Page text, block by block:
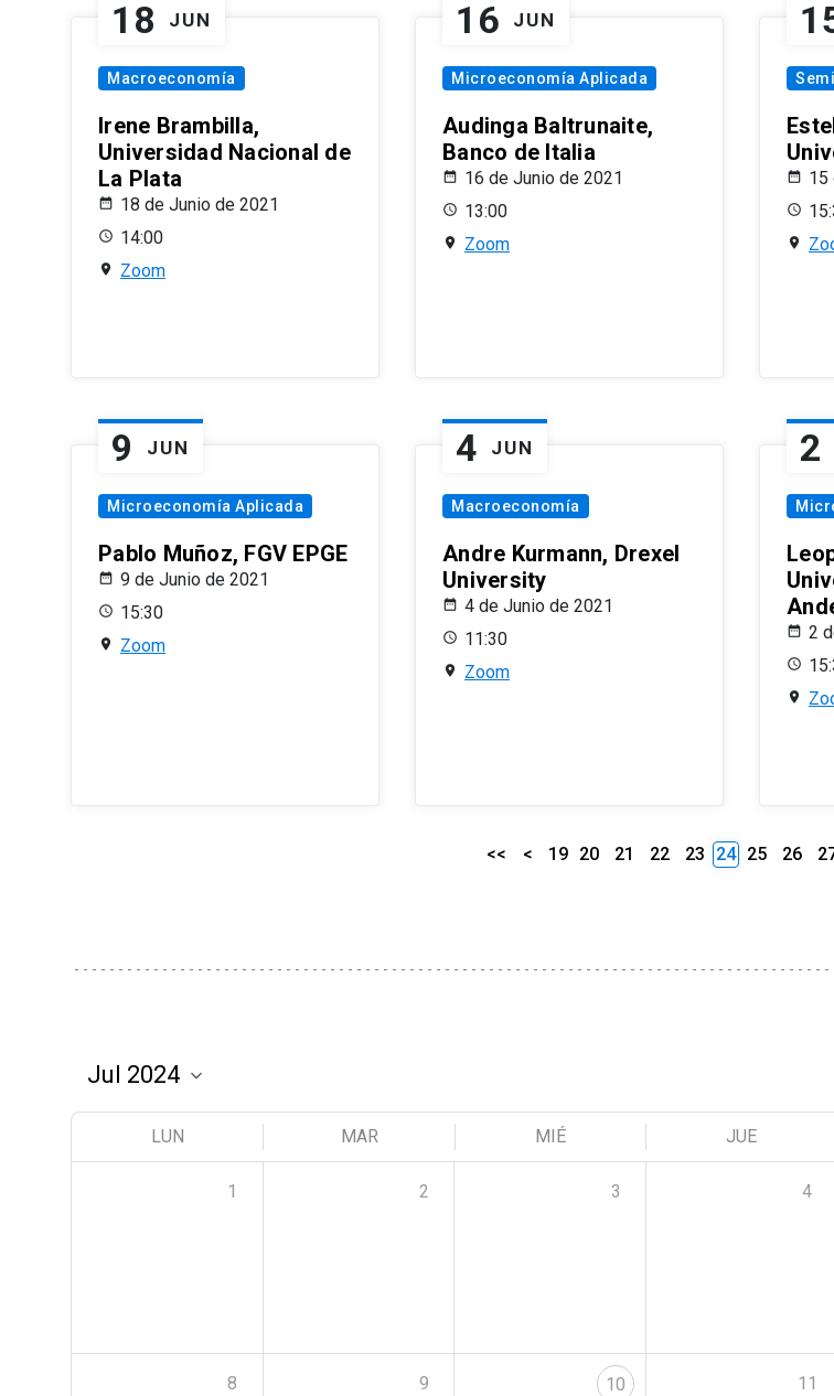
18 JUN
Macroeconomía
Irene Brambilla,
Universidad Nacional de
La Plata
18 de Junio de 2021
14:00
Zoom
16 JUN
Microeconomía Aplicada
Audinga Baltrunaite,
Banco de Italia
16 de Junio de 2021
13:00
Zoom
15
9 JUN
Microeconomía Aplicada
Pablo Muñoz, FGV EPGE
9 de Junio de 2021
15:30
Zoom
4 JUN
Macroeconomía
Andre Kurmann, Drexel
University
4 de Junio de 2021
11:30
Zoom
2
2
<< < 19 20 21 22 23 24 25 26
LUN MAR MIÉ JUE
1 2 3 4
8 9 10 11